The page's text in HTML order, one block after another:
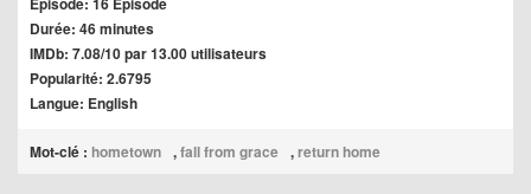
Durée: 46 minutes
IMDb: 7.08/10 par 13.00 utilisateurs
Popularité: 2.6795
Langue: English
Mot-clé : hometown ,fall from grace ,return home